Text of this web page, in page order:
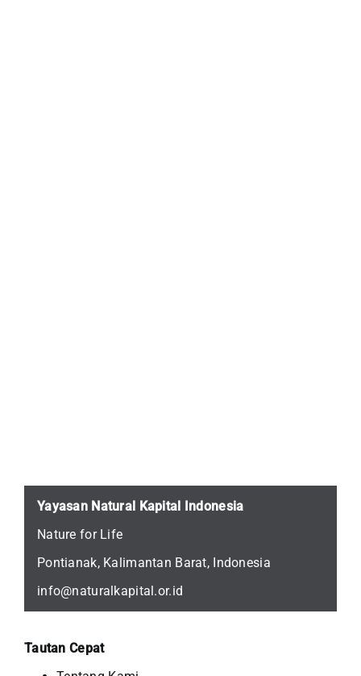
Yayasan Natural Kapital Indonesia
Nature for Life
Pontianak, Kalimantan Barat, Indonesia
info@naturalkapital.or.id
Tautan Cepat